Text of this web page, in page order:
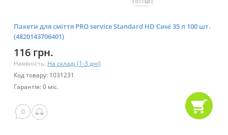
Пакети для сміття PRO service Standard HD Сині 35 л 100 шт.
(4820143706401)
116 грн.
Наявність: На складі (1-3 дні)
Код товару: 1031231
Гарантія: 0 міс.
0